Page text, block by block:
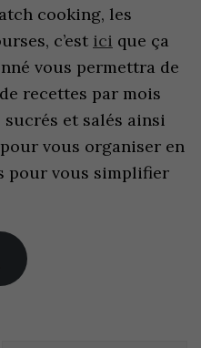
cooking, les
c’est ici que ça
vous permettra de
recettes par mois
et salés ainsi
vous organiser en
pour vous simplifier